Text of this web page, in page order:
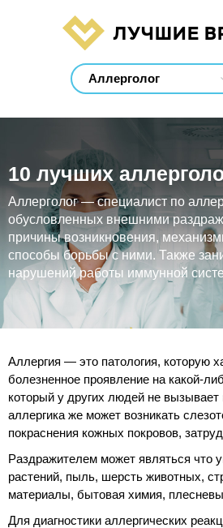
ЛУЧШИЕ
10 лучших
Аллерголог — специалист по
обусловленных внешними
причины возникновения,
способы борьбы с ними. Также
нарушений работы иммунной
Аллергия — это патология, которую
болезненное проявление на какой-
который у других людей не вызывает
аллергика же может возникать
покраснения кожных покровов,
Раздражителем может являться что
растений, пыль, шерсть животных,
материалы, бытовая химия,
Для диагностики аллергических